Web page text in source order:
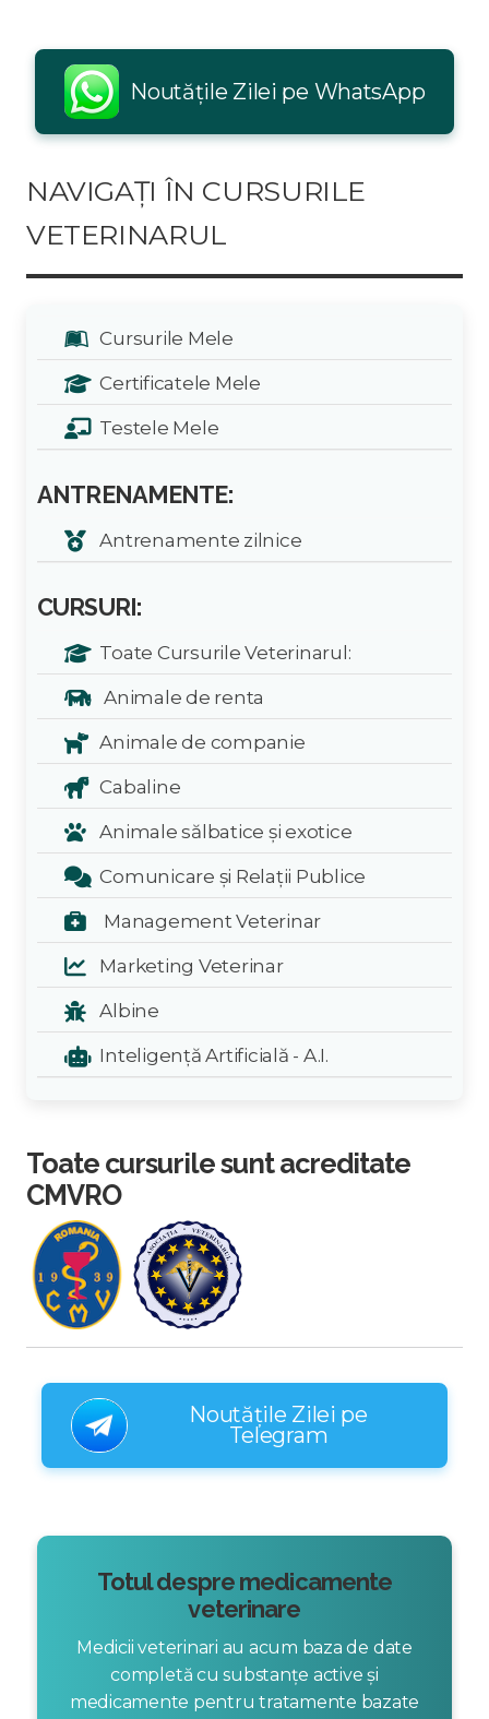
Noutățile Zilei pe WhatsApp
NAVIGAȚI ÎN CURSURILE
VETERINARUL
Cursurile Mele
Certificatele Mele
Testele Mele
ANTRENAMENTE:
Antrenamente zilnice
CURSURI:
Toate Cursurile Veterinarul:
Animale de renta
Animale de companie
Cabaline
Animale sălbatice și exotice
Comunicare și Relații Publice
Management Veterinar
Marketing Veterinar
Albine
Inteligență Artificială - A.I.
Toate cursurile sunt acreditate
CMVRO
Noutățile Zilei pe
Telegram
Totul despre medicamente
veterinare
Medicii veterinari au acum baza de date
completă cu substanțe active și
medicamente pentru tratamente bazate